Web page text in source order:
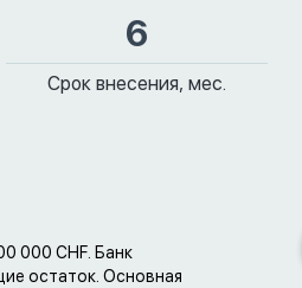
6
Срок внесения, мес.
000 CHF. Банк
остаток. Основная